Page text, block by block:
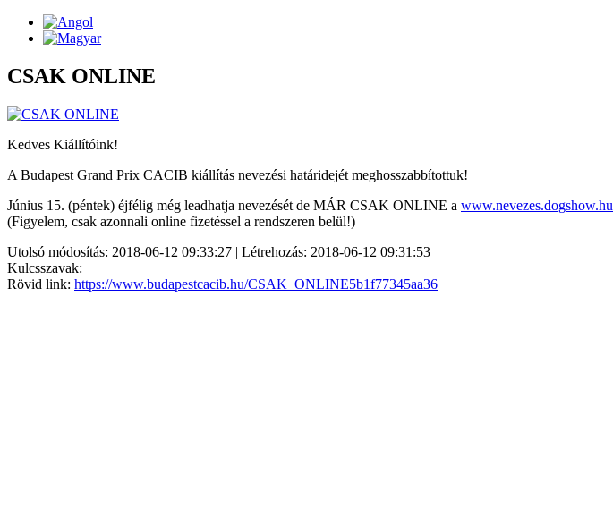
CSAK ONLINE
Kedves Kiállítóink!
A Budapest Grand Prix CACIB kiállítás nevezési határidejét meghosszabbítottuk!
Június 15. (péntek) éjfélig még leadhatja nevezését de MÁR CSAK ONLINE a www.nevezes.dogshow.hu
(Figyelem, csak azonnali online fizetéssel a rendszeren belül!)
Utolsó módosítás: 2018-06-12 09:33:27 | Létrehozás: 2018-06-12 09:31:53
Kulcsszavak:
Rövid link: https://www.budapestcacib.hu/CSAK_ONLINE5b1f77345aa36